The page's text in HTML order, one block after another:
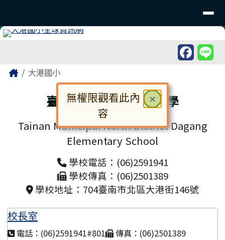
主內容區域
Home大港國小
臺南市北區大港國民小學
Tainan Municipal North District Dagang
Elementary School
學校電話：(06)2591941
學校傳真：(06)2501389
學校地址：704臺南市北區大港街146號
校長室
電話：(06)2591941#801
傳真：(06)2501389
頁尾區域
× 關閉
無權限觀看此內
容
對話框已開啟。請使用 Tab 鍵在